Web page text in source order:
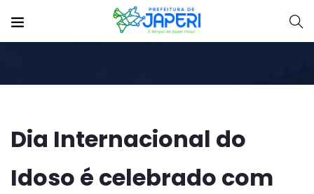
Dia Internacional do
Idoso é celebrado com